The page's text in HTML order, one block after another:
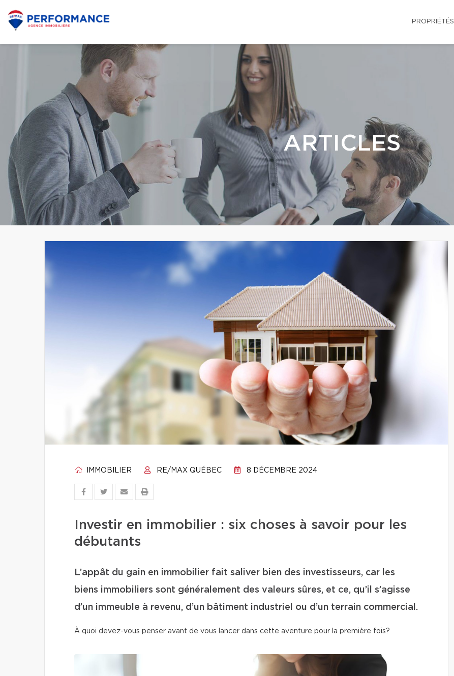
PROPRIÉTÉS
ARTICLES
IMMOBILIER RE/MAX QUÉBEC 8 DÉCEMBRE 2024
Investir en immobilier : six choses à savoir pour les
débutants
L’appât du gain en immobilier fait saliver bien des investisseurs, car les
biens immobiliers sont généralement des valeurs sûres, et ce, qu’il s’agisse
d’un immeuble à revenu, d’un bâtiment industriel ou d’un terrain commercial.
À quoi devez-vous penser avant de vous lancer dans cette aventure pour la première fois?